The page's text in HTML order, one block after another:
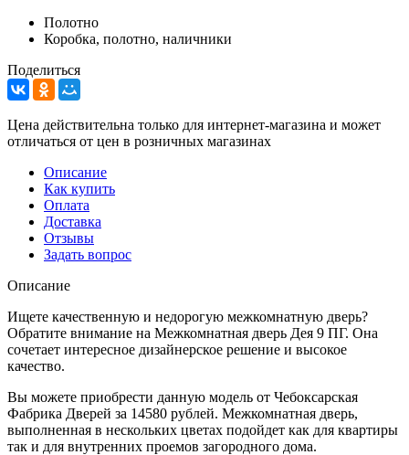
Полотно
Коробка, полотно, наличники
Поделиться
Цена действительна только для интернет-магазина и может
отличаться от цен в розничных магазинах
Описание
Как купить
Оплата
Доставка
Отзывы
Задать вопрос
Описание
Ищете качественную и недорогую межкомнатную дверь?
Обратите внимание на Межкомнатная дверь Дея 9 ПГ. Она
сочетает интересное дизайнерское решение и высокое
качество.
Вы можете приобрести данную модель от Чебоксарская
Фабрика Дверей за 14580 рублей. Межкомнатная дверь,
выполненная в нескольких цветах подойдет как для квартиры
так и для внутренних проемов загородного дома.